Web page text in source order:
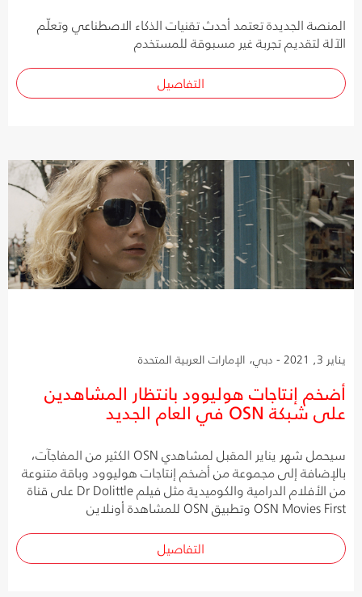
المنصة الجديدة تعتمد أحدث تقنيات الذكاء الاصطناعي وتعلّم
الآلة لتقديم تجربة غير مسبوقة للمستخدم
التفاصيل
يناير 3, 2021 - دبي، الإمارات العربية المتحدة
أضخم إنتاجات هوليوود بانتظار المشاهدين
على شبكة OSN في العام الجديد
سيحمل شهر يناير المقبل لمشاهدي OSN الكثير من المفاجآت،
بالإضافة إلى مجموعة من أضخم إنتاجات هوليوود وباقة متنوعة
من الأفلام الدرامية والكوميدية مثل فيلم Dr Dolittle على قناة
OSN Movies First وتطبيق OSN للمشاهدة أونلاين
التفاصيل